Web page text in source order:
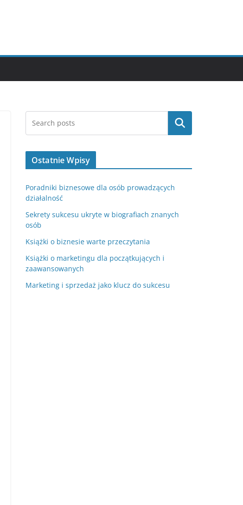
Szukaj
Ostatnie Wpisy
Poradniki biznesowe dla osób prowadzących
działalność
Sekrety sukcesu ukryte w biografiach znanych
osób
Książki o biznesie warte przeczytania
Książki o marketingu dla początkujących i
zaawansowanych
Marketing i sprzedaż jako klucz do sukcesu